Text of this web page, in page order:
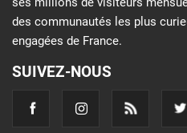
des communautés les plus
engagées de France.
SUIVEZ-NOUS